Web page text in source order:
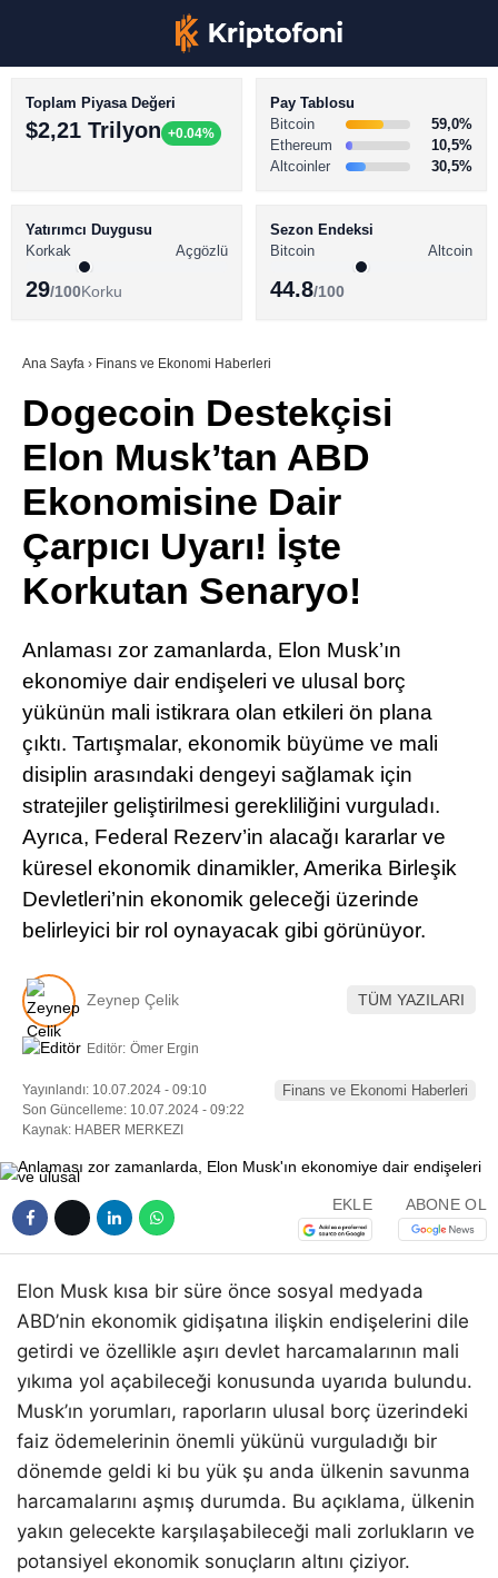
Youtube
TikTok
LinkedIn
Telegram
BİTCOİN HABERLERİ
ALTCOİN HABERLERİ
SÖZLÜK
Toplam Piyasa Değeri
$2,21 Trilyon +0.04%
Pay Tablosu
Bitcoin
59,0%
Ethereum
10,5%
Altcoinler
30,5%
Yatırımcı Duygusu
Korkak
Açgözlü
29/100Korku
Sezon Endeksi
Bitcoin
Altcoin
44.8/100
Ana Sayfa › Finans ve Ekonomi Haberleri
Dogecoin Destekçisi
Elon Musk’tan ABD
Ekonomisine Dair
Çarpıcı Uyarı! İşte
Korkutan Senaryo!
Anlaması zor zamanlarda, Elon Musk’ın
ekonomiye dair endişeleri ve ulusal borç
yükünün mali istikrara olan etkileri ön plana
çıktı. Tartışmalar, ekonomik büyüme ve mali
disiplin arasındaki dengeyi sağlamak için
stratejiler geliştirilmesi gerekliliğini vurguladı.
Ayrıca, Federal Rezerv’in alacağı kararlar ve
küresel ekonomik dinamikler, Amerika Birleşik
Devletleri’nin ekonomik geleceği üzerinde
belirleyici bir rol oynayacak gibi görünüyor.
Zeynep Çelik TÜM YAZILARI
Editör: Ömer Ergin
Yayınlandı: 10.07.2024 - 09:10
Son Güncelleme: 10.07.2024 - 09:22
Kaynak: HABER MERKEZI
Finans ve Ekonomi Haberleri
EKLE ABONE OL
Elon Musk kısa bir süre önce sosyal medyada
ABD’nin ekonomik gidişatına ilişkin endişelerini dile
getirdi ve özellikle aşırı devlet harcamalarının mali
yıkıma yol açabileceği konusunda uyarıda bulundu.
Musk’ın yorumları, raporların ulusal borç üzerindeki
faiz ödemelerinin önemli yükünü vurguladığı bir
dönemde geldi ki bu yük şu anda ülkenin savunma
harcamalarını aşmış durumda. Bu açıklama, ülkenin
yakın gelecekte karşılaşabileceği mali zorlukların ve
potansiyel ekonomik sonuçların altını çiziyor.